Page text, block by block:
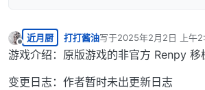
离线
近月厨 打打酱油写于2025年2月2日 上午
最后由 编辑
游戏介绍：原版游戏的非官方 Renpy 移
变更日志：作者暂时未出更新日志